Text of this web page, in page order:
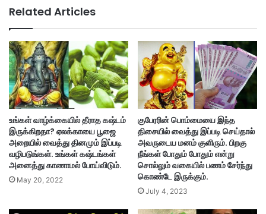
Related Articles
உங்கள் வாழ்க்கையில் தீராத கஷ்டம்
இருக்கிறதா? ஏலக்காயை பூஜை
அறையில் வைத்து தினமும் இப்படி
வழிபடுங்கள். உங்கள் கஷ்டங்கள்
அனைத்து காணாமல் போய்விடும்.
May 20, 2022
குபேரரின் பொம்மையை இந்த
திசையில் வைத்து இப்படி செய்தால்
அவருடைய மனம் குளிரும். பிறகு
நீங்கள் போதும் போதும் என்று
சொல்லும் வகையில் பணம் சேர்ந்து
கொண்டே இருக்கும்.
July 4, 2023